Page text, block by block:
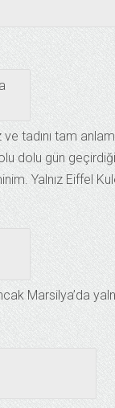
tadını tam
dolu gün
Yalnız Eiffel
Marsilya’da